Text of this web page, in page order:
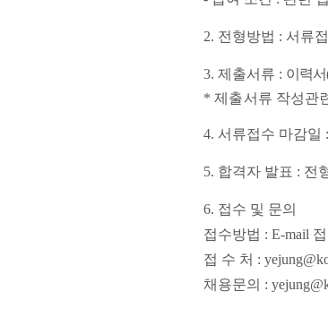
2. 전형방법 : 서류
3. 제출서류 : 이력서
*제출서류 작성관
4. 서류접수 마감일
5. 합격자 발표 : 전
6. 접수 및 문의
접수방법 : E-mail
접 수 처 :
채용문의 :